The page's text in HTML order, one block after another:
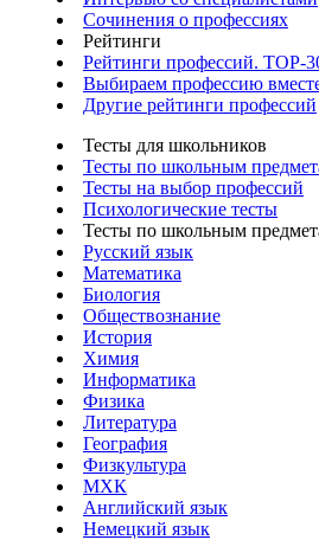
Сочинения о профессиях
Рейтинги
Рейтинги профессий. TOP-
Выбираем профессию
Другие рейтинги профессий
Тесты для школьников
Тесты по школьным
Тесты на выбор профессий
Психологические тесты
Тесты по школьным
Русский язык
Математика
Биология
Обществознание
История
Химия
Информатика
Физика
Литература
География
Физкультура
МХК
Английский язык
Немецкий язык